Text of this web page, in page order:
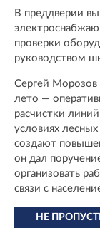
В преддверии
проверки
руководством
Сергей Морозов
лето —
расчистки
условиях
создают
он дал
организовать
связи с
НЕ